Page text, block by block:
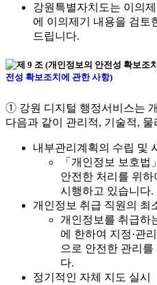
강원특별자치도는 이의
에 이의제기 내용을 검토
드립니다.
전성 확보조치에 관한 사항)
➀ 강원 디지털 행정서비스는
다음과 같이 관리적, 기술적,
내부관리계획의 수립 및
「개인정보 보호법
안전한 처리를 위
시행하고 있습니다.
개인정보 취급 직원의 최
개인정보를 취급하
에 한하여 지정·관
으로 안전한 관리를
다.
정기적인 자체 지도 실시